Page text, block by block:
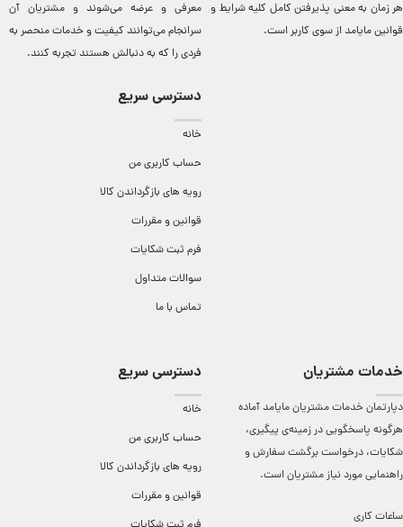
هر زمان به معنی پذیرفتن کامل کلیهشرایط و
قوانین مایامداز سوی کاربر است.
معرفی و عرضه می‌شوند و مشتريان آن
سرانجام می‌توانند کيفيت و خدمات منحصر به
فردی را که به دنبالش هستند تجربه کنند.
دسترسی سریع
خانه
حساب کاربری من
رویه های بازگرداندن کالا
قوانین و مقررات
فرم ثبت شکایات
سوالات متداول
تماس با ما
خدمات مشتریان
دپارتمان خدمات مشتریان مایامد آماده
هرگونه پاسخگویی در زمینه‌ی پیگیری،
شکایات، درخواست برگشت سفارش و
راهنمایی مورد نیاز مشتریان است.
ساعات کاری
دسترسی سریع
خانه
حساب کاربری من
رویه های بازگرداندن کالا
قوانین و مقررات